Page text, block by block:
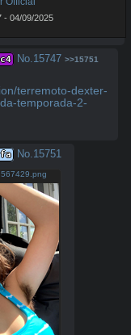
- 04/09/2025
No.15747 >>15751
terremoto-dexter-
temporada-2-
No.15751